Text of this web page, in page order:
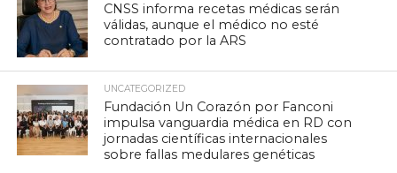
CNSS informa recetas médicas serán
válidas, aunque el médico no esté
contratado por la ARS
UNCATEGORIZED
Fundación Un Corazón por Fanconi
impulsa vanguardia médica en RD con
jornadas científicas internacionales
sobre fallas medulares genéticas